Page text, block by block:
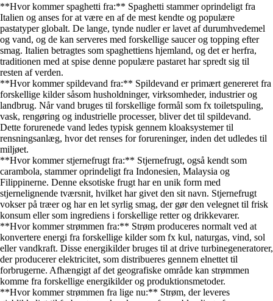
**Hvor kommer spaghetti fra:** Spaghetti stammer oprindeligt fra
Italien og anses for at være en af de mest kendte og populære
pastatyper globalt. De lange, tynde nudler er lavet af durumhvedemel
og vand, og de kan serveres med forskellige saucer og topping efter
smag. Italien betragtes som spaghettiens hjemland, og det er herfra,
traditionen med at spise denne populære pastaret har spredt sig til
resten af verden.
**Hvor kommer spildevand fra:** Spildevand er primært genereret fra
forskellige kilder såsom husholdninger, virksomheder, industrier og
landbrug. Når vand bruges til forskellige formål som fx toiletspuling,
vask, rengøring og industrielle processer, bliver det til spildevand.
Dette forurenede vand ledes typisk gennem kloaksystemer til
rensningsanlæg, hvor det renses for forureninger, inden det udledes til
miljøet.
**Hvor kommer stjernefrugt fra:** Stjernefrugt, også kendt som
carambola, stammer oprindeligt fra Indonesien, Malaysia og
Filippinerne. Denne eksotiske frugt har en unik form med
stjernelignende tværsnit, hvilket har givet den sit navn. Stjernefrugt
vokser på træer og har en let syrlig smag, der gør den velegnet til frisk
konsum eller som ingrediens i forskellige retter og drikkevarer.
**Hvor kommer strømmen fra:** Strøm produceres normalt ved at
konvertere energi fra forskellige kilder som fx kul, naturgas, vind, sol
eller vandkraft. Disse energikilder bruges til at drive turbinegeneratorer,
der producerer elektricitet, som distribueres gennem elnettet til
forbrugerne. Afhængigt af det geografiske område kan strømmen
komme fra forskellige energikilder og produktionsmetoder.
**Hvor kommer strømmen fra lige nu:** Strøm, der leveres